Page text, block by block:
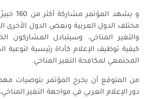
و يشهد
مختلف الدول العربية وبعض الدول الأخرى
والتغير المناخي. وسيتبادل المشاركون
كيفية توظيف الإعلام كأداة رئيسية
المجتمعي لمكافحة التغير المناخي.
من المتوقع أن يخرج المؤتمر بتوصيات
دور الإعلام العربي في مواجهة التغير